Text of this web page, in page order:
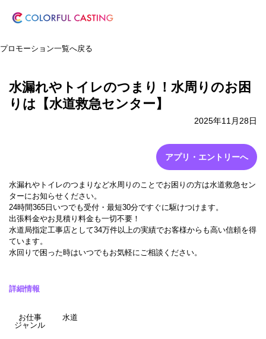
プロモーション一覧へ戻る
水漏れやトイレのつまり！水周りのお困
りは【水道救急センター】
2025年11月28日
アプリ・エントリーへ
水漏れやトイレのつまりなど水周りのことでお困りの方は水道救急セン
ターにお知らせください。
24時間365日いつでも受付・最短30分ですぐに駆けつけます。
出張料金やお見積り料金も一切不要！
水道局指定工事店として34万件以上の実績でお客様からも高い信頼を得
ています。
水回りで困った時はいつでもお気軽にご相談ください。
詳細情報
お仕事
ジャンル
水道